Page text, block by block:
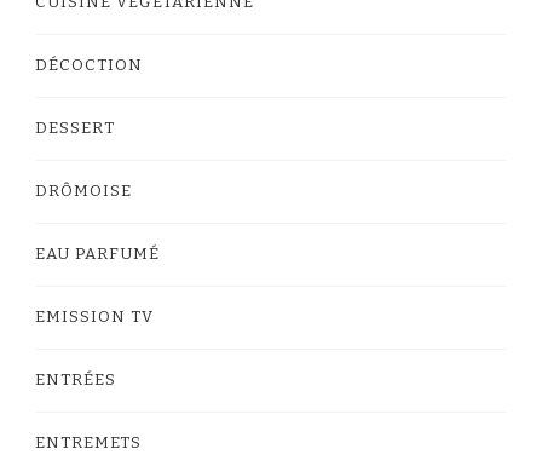
DÉCOCTION
DESSERT
DRÔMOISE
EAU PARFUMÉ
EMISSION TV
ENTRÉES
ENTREMETS